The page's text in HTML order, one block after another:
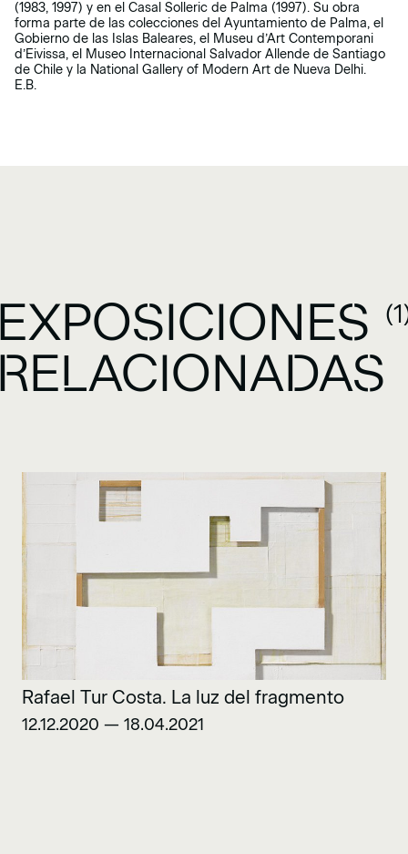
(1983, 1997) y en el Casal Solleric de Palma (1997). Su obra
forma parte de las colecciones del Ayuntamiento de Palma, el
Gobierno de las Islas Baleares, el Museu d’Art Contemporani
d’Eivissa, el Museo Internacional Salvador Allende de Santiago
de Chile y la National Gallery of Modern Art de Nueva Delhi.
E.B.
Rafael Tur Costa. La luz del fragmento
12.12.2020 — 18.04.2021